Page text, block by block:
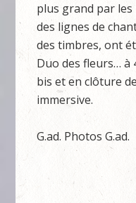
plus grand par les
des lignes de
des timbres, ont
Duo des fleurs… à
bis et en clôture
immersive.
G.ad. Photos G.ad.